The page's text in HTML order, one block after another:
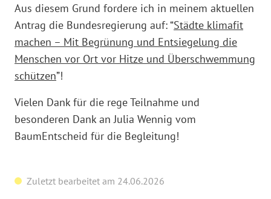
Aus diesem Grund fordere ich in meinem aktuellen
Antrag die Bundesregierung auf: “Städte klimafit
machen – Mit Begrünung und Entsiegelung die
Menschen vor Ort vor Hitze und Überschwemmung
schützen”!
Vielen Dank für die rege Teilnahme und
besonderen Dank an Julia Wennig vom
BaumEntscheid für die Begleitung!
Zuletzt bearbeitet am 24.06.2026